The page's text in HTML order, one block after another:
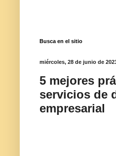
Busca en el sitio
miércoles, 28 de junio de
5 mejores
servicios de
empresarial